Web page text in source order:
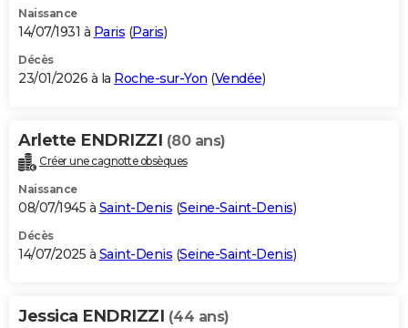
Dictionnaire
Biographies
Citations
Expressions
Proverbes
PROGRAMME TV
S'inscrire
Se connecter
Lycées
Collèges
Primaires
Universités
Entreprises
Service militaire
Avis de recherche
AVIS DE DÉCÈS
Bricolage
Lifestyle
Culture
Sport
Auto
Television
Voyage
Cinema
Naissance
14/07/1931 à Paris (Paris)
Décès
23/01/2026 à la Roche-sur-Yon (Vendée)
Arlette ENDRIZZI (80 ans)
Créer une cagnotte obsèques
Naissance
08/07/1945 à Saint-Denis (Seine-Saint-Denis)
Décès
14/07/2025 à Saint-Denis (Seine-Saint-Denis)
Jessica ENDRIZZI (44 ans)